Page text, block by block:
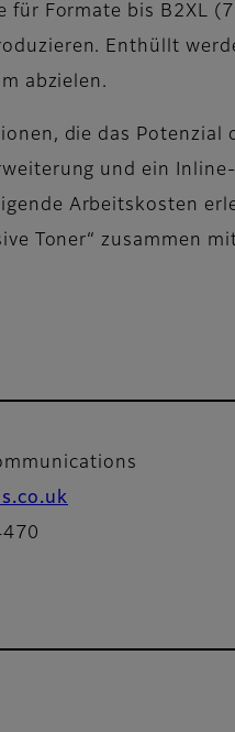
für Formate bis B2XL
Enthüllt
abzielen.
die das
und ein
Arbeitskosten
Toner“ zusammen